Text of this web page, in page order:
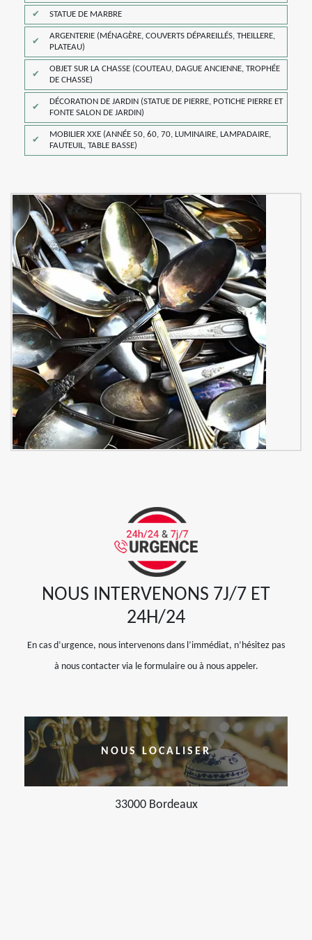
STATUE DE MARBRE
ARGENTERIE (MÉNAGÈRE, COUVERTS DÉPAREILLÉS, THEILLERE,
PLATEAU)
OBJET SUR LA CHASSE (COUTEAU, DAGUE ANCIENNE, TROPHÉE
DE CHASSE)
DÉCORATION DE JARDIN (STATUE DE PIERRE, POTICHE PIERRE ET
FONTE SALON DE JARDIN)
MOBILIER XXE (ANNÉE 50, 60, 70, LUMINAIRE, LAMPADAIRE,
FAUTEUIL, TABLE BASSE)
NOUS INTERVENONS 7J/7 ET
24H/24
En cas d’urgence, nous intervenons dans l’immédiat, n’hésitez pas
à nous contacter via le formulaire ou à nous appeler.
NOUS LOCALISER
33000 Bordeaux